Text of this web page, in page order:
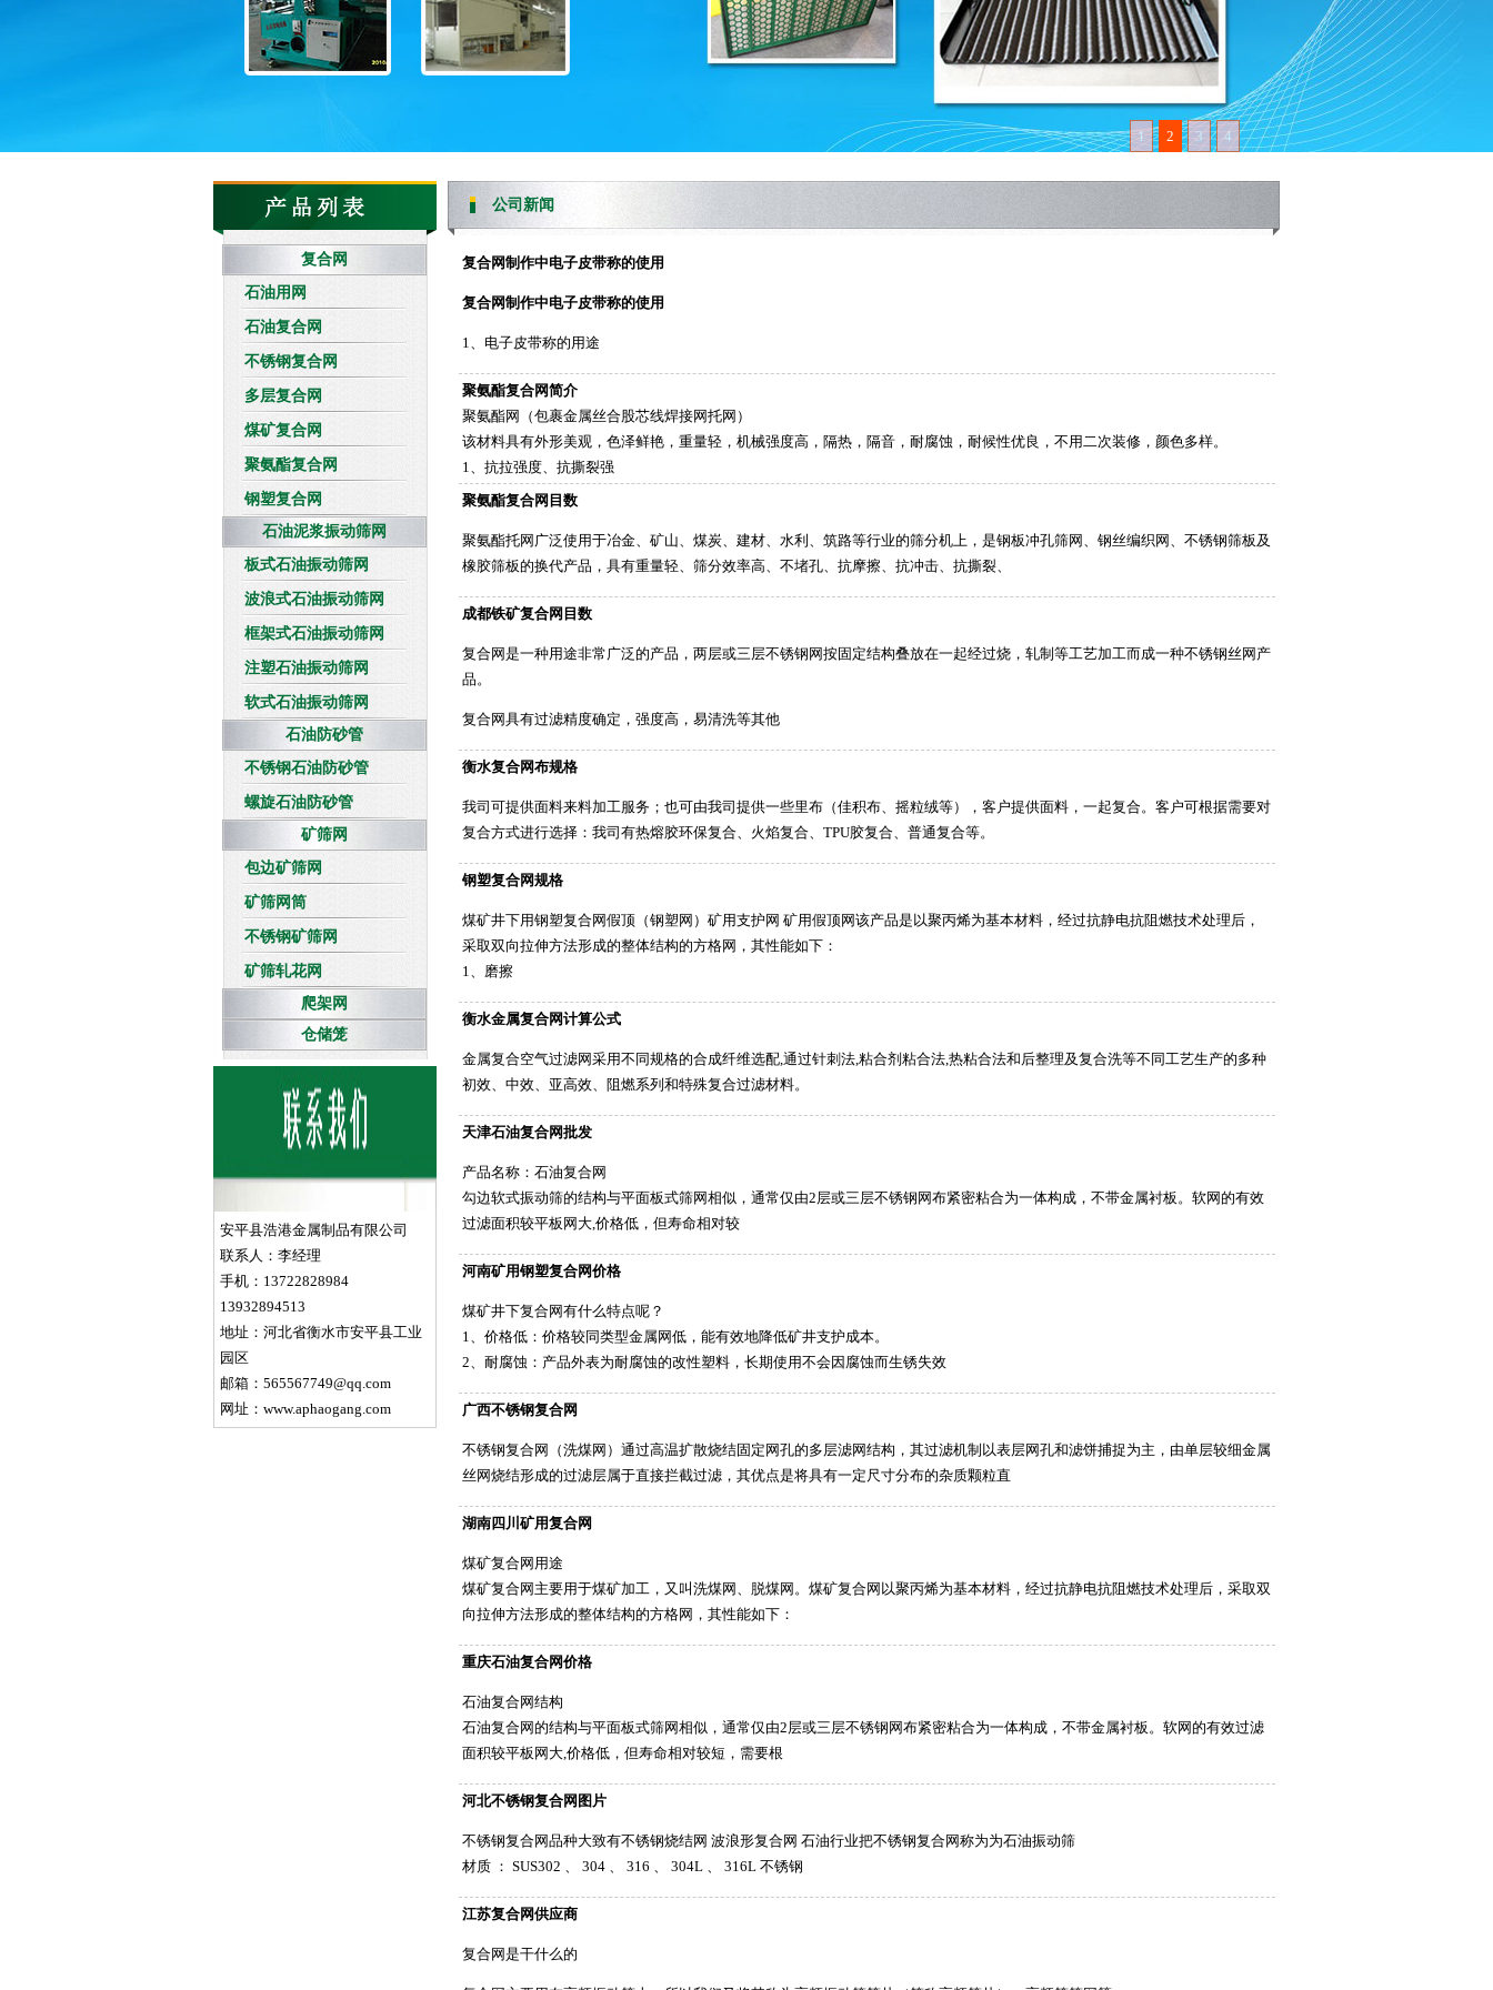
1 2 3 4
复合网
石油用网
石油复合网
不锈钢复合网
多层复合网
煤矿复合网
聚氨酯复合网
钢塑复合网
石油泥浆振动筛网
板式石油振动筛网
波浪式石油振动筛网
框架式石油振动筛网
注塑石油振动筛网
软式石油振动筛网
石油防砂管
不锈钢石油防砂管
螺旋石油防砂管
矿筛网
包边矿筛网
矿筛网筒
不锈钢矿筛网
矿筛轧花网
爬架网
仓储笼
安平县浩港金属制品有限公司
联系人：李经理
手机：13722828984
13932894513
地址：河北省衡水市安平县工业
园区
邮箱：565567749@qq.com
网址：www.aphaogang.com
公司新闻
复合网制作中电子皮带称的使用
复合网制作中电子皮带称的使用
1、电子皮带称的用途
聚氨酯复合网简介
聚氨酯网（包裹金属丝合股芯线焊接网托网）
该材料具有外形美观，色泽鲜艳，重量轻，机械强度高，隔热，隔音，耐腐蚀，耐候性优良，不用二次装修，颜色多样。
1、抗拉强度、抗撕裂强
聚氨酯复合网目数
聚氨酯托网广泛使用于冶金、矿山、煤炭、建材、水利、筑路等行业的筛分机上，是钢板冲孔筛网、钢丝编织网、不锈钢筛板及
橡胶筛板的换代产品，具有重量轻、筛分效率高、不堵孔、抗摩擦、抗冲击、抗撕裂、
成都铁矿复合网目数
复合网是一种用途非常广泛的产品，两层或三层不锈钢网按固定结构叠放在一起经过烧，轧制等工艺加工而成一种不锈钢丝网产
品。
复合网具有过滤精度确定，强度高，易清洗等其他
衡水复合网布规格
我司可提供面料来料加工服务；也可由我司提供一些里布（佳积布、摇粒绒等），客户提供面料，一起复合。客户可根据需要对
复合方式进行选择：我司有热熔胶环保复合、火焰复合、TPU胶复合、普通复合等。
钢塑复合网规格
煤矿井下用钢塑复合网假顶（钢塑网）矿用支护网 矿用假顶网该产品是以聚丙烯为基本材料，经过抗静电抗阻燃技术处理后，
采取双向拉伸方法形成的整体结构的方格网，其性能如下：
1、磨擦
衡水金属复合网计算公式
金属复合空气过滤网采用不同规格的合成纤维选配,通过针刺法,粘合剂粘合法,热粘合法和后整理及复合洗等不同工艺生产的多种
初效、中效、亚高效、阻燃系列和特殊复合过滤材料。
天津石油复合网批发
产品名称：石油复合网
勾边软式振动筛的结构与平面板式筛网相似，通常仅由2层或三层不锈钢网布紧密粘合为一体构成，不带金属衬板。软网的有效
过滤面积较平板网大,价格低，但寿命相对较
河南矿用钢塑复合网价格
煤矿井下复合网有什么特点呢？
1、价格低：价格较同类型金属网低，能有效地降低矿井支护成本。
2、耐腐蚀：产品外表为耐腐蚀的改性塑料，长期使用不会因腐蚀而生锈失效
广西不锈钢复合网
不锈钢复合网（洗煤网）通过高温扩散烧结固定网孔的多层滤网结构，其过滤机制以表层网孔和滤饼捕捉为主，由单层较细金属
丝网烧结形成的过滤层属于直接拦截过滤，其优点是将具有一定尺寸分布的杂质颗粒直
湖南四川矿用复合网
煤矿复合网用途
煤矿复合网主要用于煤矿加工，又叫洗煤网、脱煤网。煤矿复合网以聚丙烯为基本材料，经过抗静电抗阻燃技术处理后，采取双
向拉伸方法形成的整体结构的方格网，其性能如下：
重庆石油复合网价格
石油复合网结构
石油复合网的结构与平面板式筛网相似，通常仅由2层或三层不锈钢网布紧密粘合为一体构成，不带金属衬板。软网的有效过滤
面积较平板网大,价格低，但寿命相对较短，需要根
河北不锈钢复合网图片
不锈钢复合网品种大致有不锈钢烧结网 波浪形复合网 石油行业把不锈钢复合网称为为石油振动筛
材质 ： SUS302 、 304 、 316 、 304L 、 316L 不锈钢
江苏复合网供应商
复合网是干什么的